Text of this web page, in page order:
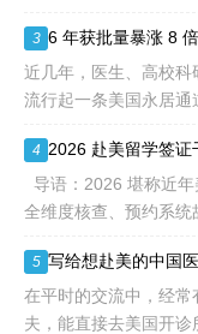
一
3
近几年，医生、高校
流行起一条美国永居通道
4
全维度核查、预约系统
5 写给想赴美的中国
在平时的交流中，经常
夫，能直接去美国开诊所、看病人